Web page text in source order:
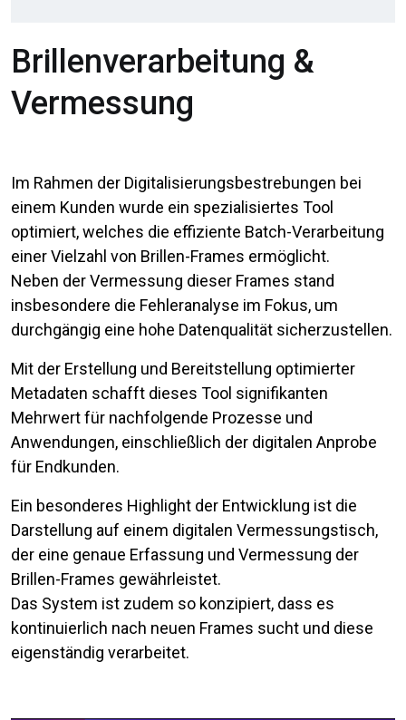
Brillenverarbeitung &
Vermessung
Im Rahmen der Digitalisierungsbestrebungen bei
einem Kunden wurde ein spezialisiertes Tool
optimiert, welches die effiziente Batch-Verarbeitung
einer Vielzahl von Brillen-Frames ermöglicht.
Neben der Vermessung dieser Frames stand
insbesondere die Fehleranalyse im Fokus, um
durchgängig eine hohe Datenqualität sicherzustellen.
Mit der Erstellung und Bereitstellung optimierter
Metadaten schafft dieses Tool signifikanten
Mehrwert für nachfolgende Prozesse und
Anwendungen, einschließlich der digitalen Anprobe
für Endkunden.
Ein besonderes Highlight der Entwicklung ist die
Darstellung auf einem digitalen Vermessungstisch,
der eine genaue Erfassung und Vermessung der
Brillen-Frames gewährleistet.
Das System ist zudem so konzipiert, dass es
kontinuierlich nach neuen Frames sucht und diese
eigenständig verarbeitet.